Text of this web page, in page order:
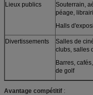
Lieux publics
Souterrain,
péage,
Halls
Divertissements
Salles de
clubs, salles
Barres,
de golf
Avantage compétitif :